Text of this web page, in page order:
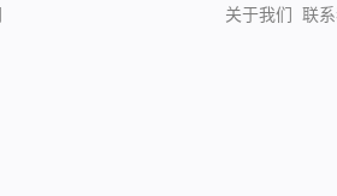
关于我们 联